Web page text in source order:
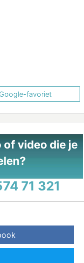
favoriet
of video die je
71 321